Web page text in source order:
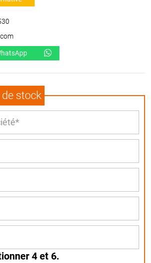
stock
4 et 6.